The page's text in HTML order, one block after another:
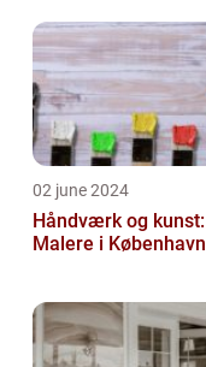
02 june 2024
Håndværk og kunst:
Malere i København